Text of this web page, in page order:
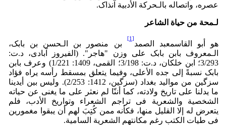
عصره، واتصاله بالـحرکة الأدبیة آنذاک.
لـمحة من حیاة الشاعر
هو أبو القاسمعبد الصمد
[1]
بن منصور بن الـحسن بن بابک،
الـمعروف بابن بابک علی وزن "هاجر". (الفیروز آبادی، د.ت:
3/293؛ ابن خلکان، د.ت: 3/198؛ القمی، 1409: 1/221) وعرف بابن
بابک نسبةً إلی جده الأعلى، وفیما یتعلق بمسقط رأسه یراه فؤاد
سزگین من موالید بغداد (سزگین، 1412: 2/253). ولیس بین أیدینا
ما یدلنا على تاریخ ولادته، کما أننّا لم نعثر على ما یغنی عن حیاته
الشخصیة والشعریة فی تراجم الشعراء وتواریخ الأدب، فلم
یتعرض له إلا القلیل منها، فکأنه ممن کُتِبَ لهم أن یبقوا مغمورین
فی طیات الکتب رغم مکانتهم الشعریة السامیة.